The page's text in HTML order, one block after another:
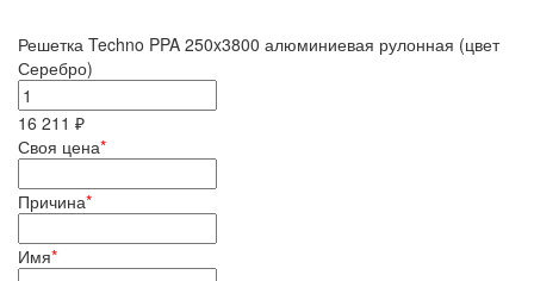
Решетка Techno PPA 250x3800 алюминиевая рулонная (цвет
Серебро)
16 211 ₽
Своя цена*
Причина*
Имя*